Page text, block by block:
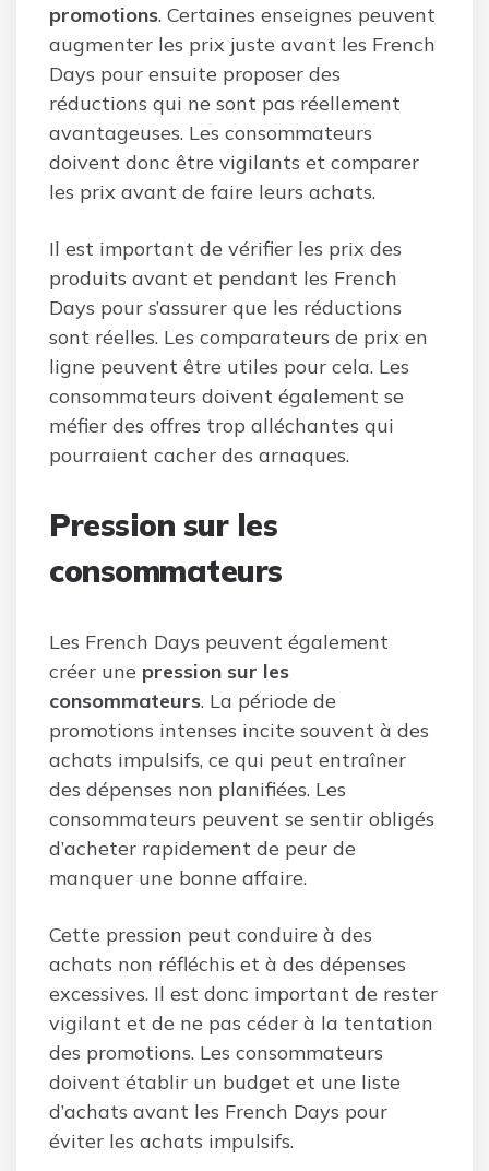
promotions. Certaines enseignes peuvent
augmenter les prix juste avant les French
Days pour ensuite proposer des
réductions qui ne sont pas réellement
avantageuses. Les consommateurs
doivent donc être vigilants et comparer
les prix avant de faire leurs achats.
Il est important de vérifier les prix des
produits avant et pendant les French
Days pour s’assurer que les réductions
sont réelles. Les comparateurs de prix en
ligne peuvent être utiles pour cela. Les
consommateurs doivent également se
méfier des offres trop alléchantes qui
pourraient cacher des arnaques.
Pression sur les
consommateurs
Les French Days peuvent également
créer une pression sur les
consommateurs. La période de
promotions intenses incite souvent à des
achats impulsifs, ce qui peut entraîner
des dépenses non planifiées. Les
consommateurs peuvent se sentir obligés
d’acheter rapidement de peur de
manquer une bonne affaire.
Cette pression peut conduire à des
achats non réfléchis et à des dépenses
excessives. Il est donc important de rester
vigilant et de ne pas céder à la tentation
des promotions. Les consommateurs
doivent établir un budget et une liste
d’achats avant les French Days pour
éviter les achats impulsifs.